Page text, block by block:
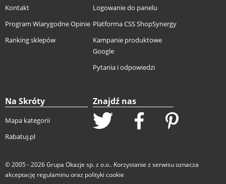
Kontakt
Program Wiarygodne Opinie
Ranking sklepów
Logowanie do panelu
Platforma CSS ShopSynergy
Kampanie produktowe
Google
Pytania i odpowiedzi
Na Skróty
Mapa kategorii
Rabatuj.pl
Znajdź nas
© 2005 - 2026Grupa Okazje sp. z o.o.. Korzystanie z serwisu oznacza
akceptację regulaminuoraz polityki cookie